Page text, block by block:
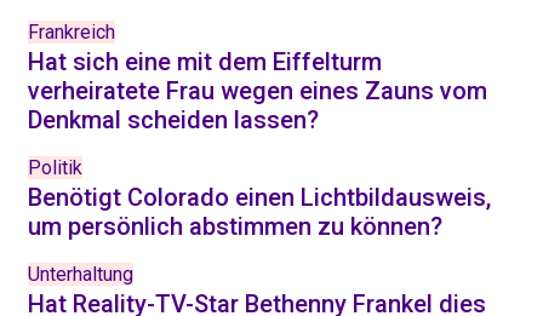
Frankreich
Hat sich eine mit dem Eiffelturm
verheiratete Frau wegen eines Zauns vom
Denkmal scheiden lassen?
Politik
Benötigt Colorado einen Lichtbildausweis,
um persönlich abstimmen zu können?
Unterhaltung
Hat Reality-TV-Star Bethenny Frankel dies